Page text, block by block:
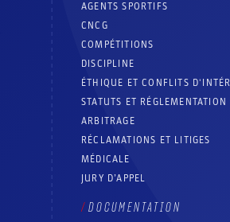
AGENTS SPORTIFS
CNCG
COMPÉTITIONS
DISCIPLINE
ÉTHIQUE ET CONFLITS
STATUTS ET RÉGLEMENTATION
ARBITRAGE
RÉCLAMATIONS ET LITIGES
MÉDICALE
JURY D’APPEL
DOCUMENTATION